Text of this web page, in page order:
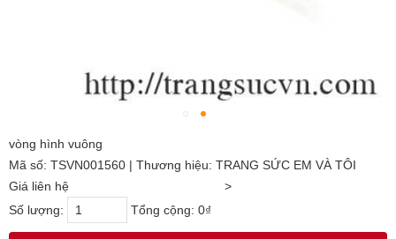
vòng hình vuông
Mã số: TSVN001560 | Thương hiệu: TRANG SỨC EM VÀ TÔI
Giá liên hệ
>
Số lượng:
Tổng cộng: 0₫